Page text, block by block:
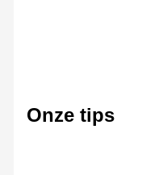
Onze tips